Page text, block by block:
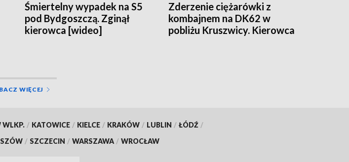
Śmiertelny wypadek na S5
pod Bydgoszczą. Zginął
kierowca [wideo]
Zderzenie ciężarówki z
kombajnem na DK62 w
pobliżu Kruszwicy. Kierowca
WIĘCEJ
WLKP. / KATOWICE / KIELCE / KRAKÓW / LUBLIN / ŁÓDŹ /
/ SZCZECIN / WARSZAWA / WROCŁAW